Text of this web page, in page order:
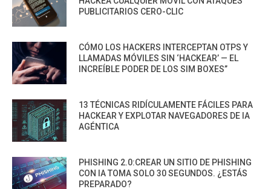
PUBLICITARIOS CERO-CLIC
CÓMO LOS HACKERS INTERCEPTAN OTPS Y
LLAMADAS MÓVILES SIN ‘HACKEAR’ — EL
INCREÍBLE PODER DE LOS SIM BOXES”
13 TÉCNICAS RIDÍCULAMENTE FÁCILES PARA
HACKEAR Y EXPLOTAR NAVEGADORES DE IA
AGÉNTICA
PHISHING 2.0:CREAR UN SITIO DE PHISHING
CON IA TOMA SOLO 30 SEGUNDOS. ¿ESTÁS
PREPARADO?